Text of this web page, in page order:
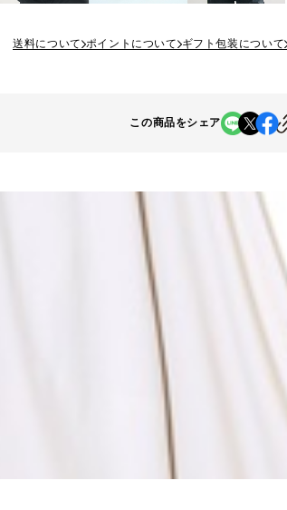
送料について ポイントについて ギフト包装について
この商品をシェア